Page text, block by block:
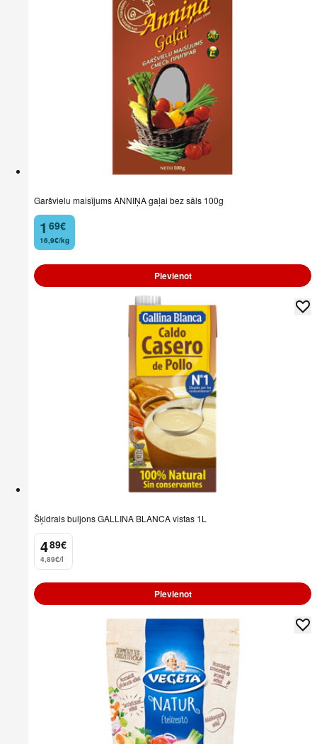
Garšvielu maisījums ANNIŅA gaļai bez sāls 100g
1
. 69€
16,9€/kg
Pievienot
Šķidrais buljons GALLINA BLANCA vistas 1L
4
. 89€
4,89€/l
Pievienot